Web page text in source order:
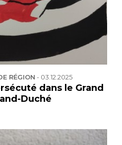
RÉGION - 03.12.2025
dans le Grand
Duché